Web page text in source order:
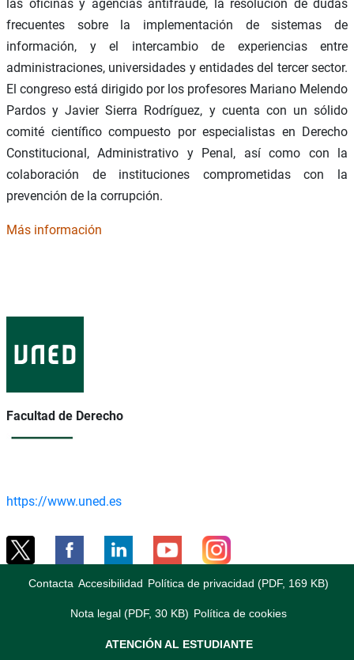
las oficinas y agencias antifraude, la resolución de dudas
frecuentes sobre la implementación de sistemas de
información, y el intercambio de experiencias entre
administraciones, universidades y entidades del tercer sector.
El congreso está dirigido por los profesores Mariano Melendo
Pardos y Javier Sierra Rodríguez, y cuenta con un sólido
comité científico compuesto por especialistas en Derecho
Constitucional, Administrativo y Penal, así como con la
colaboración de instituciones comprometidas con la
prevención de la corrupción.
Más información
Facultad de Derecho
https://www.uned.es
Contacta Accesibilidad Política de privacidad (PDF, 169 KB)
Nota legal (PDF, 30 KB) Política de cookies
ATENCIÓN AL ESTUDIANTE